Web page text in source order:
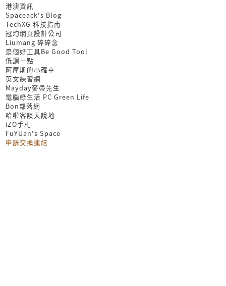
港澳資訊
Spaceack's Blog
TechXG 科技指南
冠均網頁設計公司
Liumang 碎碎念
是個好工具Be Good Tool
低調一點
阿摩斯的小確幸
英文練習網
Mayday麥帶先生
電腦綠生活 PC Green Life
Bon部落網
哈啦客談天說地
iZO手札
FuYUan's Space
申請交換連結